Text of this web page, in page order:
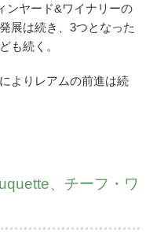
ンヤード&ワイナリーの
展は続き、3つとなった
も続く。
よりレアムの前進は続
、チーフ・ワ